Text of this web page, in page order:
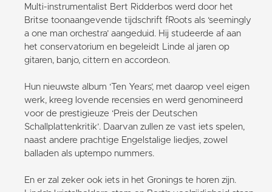
Multi-instrumentalist Bert Ridderbos werd door het
Britse toonaangevende tijdschrift fRoots als ‘seemingly
a one man orchestra’ aangeduid. Hij studeerde af aan
het conservatorium en begeleidt Linde al jaren op
gitaren, banjo, cittern en accordeon.
Hun nieuwste album ‘Ten Years’, met daarop veel eigen
werk, kreeg lovende recensies en werd genomineerd
voor de prestigieuze ‘Preis der Deutschen
Schallplattenkritik’. Daarvan zullen ze vast iets spelen,
naast andere prachtige Engelstalige liedjes, zowel
balladen als uptempo nummers.
En er zal zeker ook iets in het Gronings te horen zijn.